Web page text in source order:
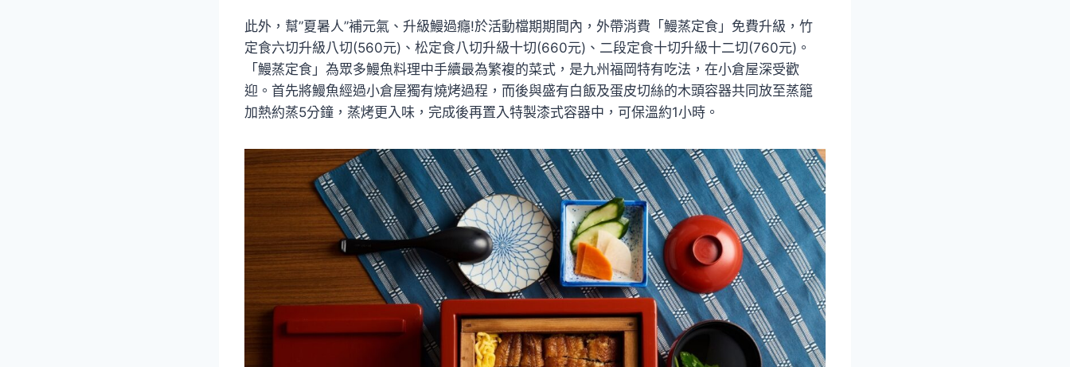
此外，幫”夏暑人”補元氣、升級鰻過癮!於活動檔期期間內，外帶消費「鰻蒸定食」免費升級，竹
定食六切升級八切(560元)、松定食八切升級十切(660元)、二段定食十切升級十二切(760元)。
「鰻蒸定食」為眾多鰻魚料理中手續最為繁複的菜式，是九州福岡特有吃法，在小倉屋深受歡
迎。首先將鰻魚經過小倉屋獨有燒烤過程，而後與盛有白飯及蛋皮切絲的木頭容器共同放至蒸籠
加熱約蒸5分鐘，蒸烤更入味，完成後再置入特製漆式容器中，可保溫約1小時。